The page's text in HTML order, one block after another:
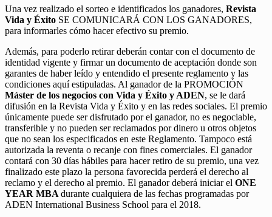
Una vez realizado el sorteo e identificados los ganadores, Revista
Vida y Éxito SE COMUNICARÁ CON LOS GANADORES,
para informarles cómo hacer efectivo su premio.
Además, para poderlo retirar deberán contar con el documento de
identidad vigente y firmar un documento de aceptación donde son
garantes de haber leído y entendido el presente reglamento y las
condiciones aquí estipuladas. Al ganador de la PROMOCIÓN
Máster de los negocios con Vida y Éxito y ADEN, se le dará
difusión en la Revista Vida y Éxito y en las redes sociales. El premio
únicamente puede ser disfrutado por el ganador, no es negociable,
transferible y no pueden ser reclamados por dinero u otros objetos
que no sean los especificados en este Reglamento. Tampoco está
autorizada la reventa o recanje con fines comerciales. El ganador
contará con 30 días hábiles para hacer retiro de su premio, una vez
finalizado este plazo la persona favorecida perderá el derecho al
reclamo y el derecho al premio. El ganador deberá iniciar el ONE
YEAR MBA durante cualquiera de las fechas programadas por
ADEN International Business School para el 2018.